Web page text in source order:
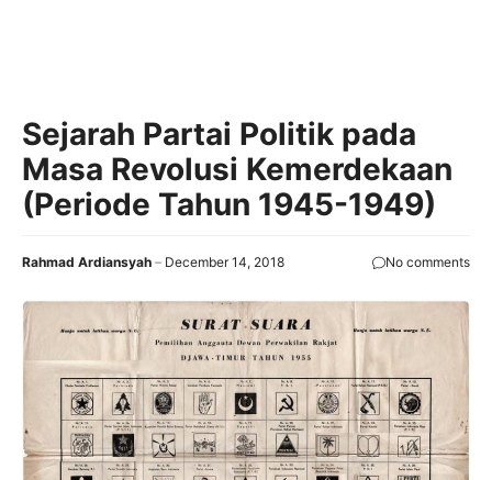
Sejarah Partai Politik pada
Masa Revolusi Kemerdekaan
(Periode Tahun 1945-1949)
Rahmad Ardiansyah December 14, 2018 No comments